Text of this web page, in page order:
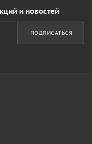
и новостей
ПОДПИСАТЬСЯ